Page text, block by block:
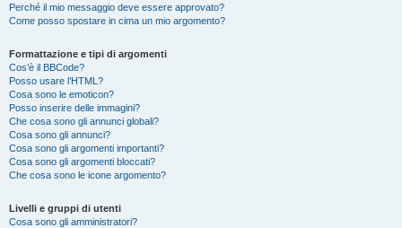
Perché il mio messaggio deve essere approvato?
Come posso spostare in cima un mio argomento?
Formattazione e tipi di argomenti
Cos’è il BBCode?
Posso usare l’HTML?
Cosa sono le emoticon?
Posso inserire delle immagini?
Che cosa sono gli annunci globali?
Cosa sono gli annunci?
Cosa sono gli argomenti importanti?
Cosa sono gli argomenti bloccati?
Che cosa sono le icone argomento?
Livelli e gruppi di utenti
Cosa sono gli amministratori?